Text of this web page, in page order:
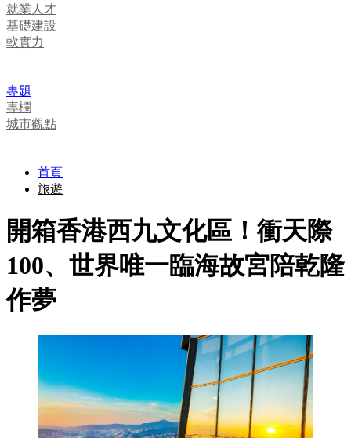
就業人才
基礎建設
軟實力
專題
專欄
城市觀點
首頁
旅遊
開箱香港西九文化區！衝天際
100、世界唯一臨海故宮陪乾隆
作夢